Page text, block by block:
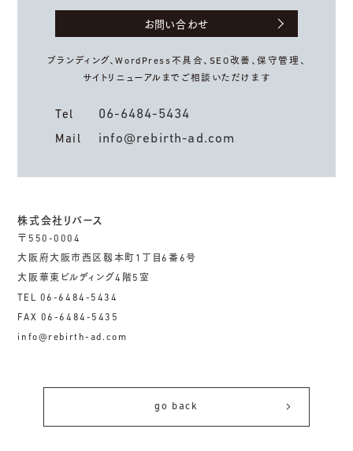
お問い合わせ
ブランディング、WordPress不具合、 SEO改善、保守管理、
サイトリニューアルまでご相談いただけます
Tel 06-6484-5434
Mail info@rebirth-ad.com
株式会社リバース
〒550-0004
大阪府大阪市西区靱本町1丁目6番6号
大阪華東ビルディング4階5室
TEL 06-6484-5434
FAX 06-6484-5435
info@rebirth-ad.com
go back